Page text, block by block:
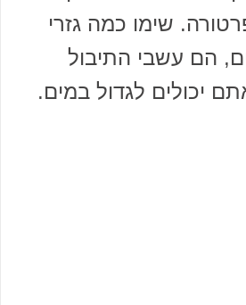
שימו כמה גזרי
הם עשבי התיבול
יכולים לגדול במים.